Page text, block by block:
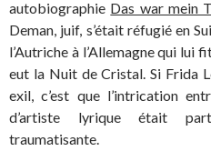
autobiographie Das war mein
Deman, juif, s’était réfugié en
l’Autriche à l’Allemagne qui lui
eut la Nuit de Cristal. Si Frida
exil, c’est que l’intrication
d’artiste lyrique était
traumatisante.